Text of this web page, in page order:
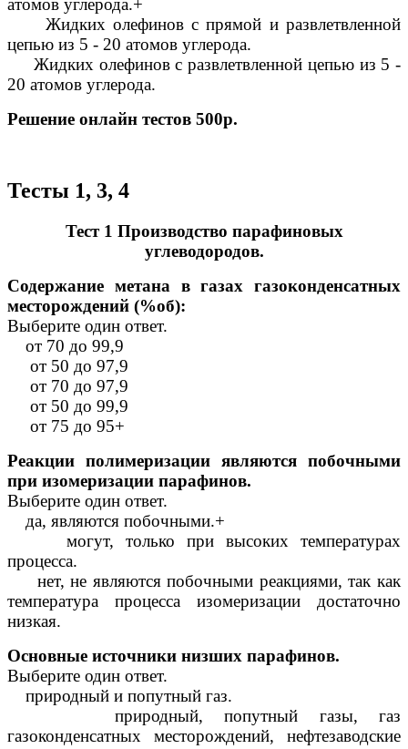
атомов углерода.+
Жидких олефинов с прямой и развлетвленной
цепью из 5 - 20 атомов углерода.
Жидких олефинов с развлетвленной цепью из 5 -
20 атомов углерода.
Решение онлайн тестов 500р.
Тесты 1, 3, 4
Тест 1 Производство парафиновых
углеводородов.
Содержание метана в газах газоконденсатных
месторождений (%об):
Выберите один ответ.
от 70 до 99,9
от 50 до 97,9
от 70 до 97,9
от 50 до 99,9
от 75 до 95+
Реакции полимеризации являются побочными
при изомеризации парафинов.
Выберите один ответ.
да, являются побочными.+
могут, только при высоких температурах
процесса.
нет, не являются побочными реакциями, так как
температура процесса изомеризации достаточно
низкая.
Основные источники низших парафинов.
Выберите один ответ.
природный и попутный газ.
природный, попутный газы, газ
газоконденсатных месторождений, нефтезаводские